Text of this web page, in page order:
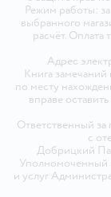
Режим работы:
выбранного
расчёт. Оплата
Адрес
Книга
по месту
вправе
Ответственный
с
Добрицкий
Уполномоченный
и услуг